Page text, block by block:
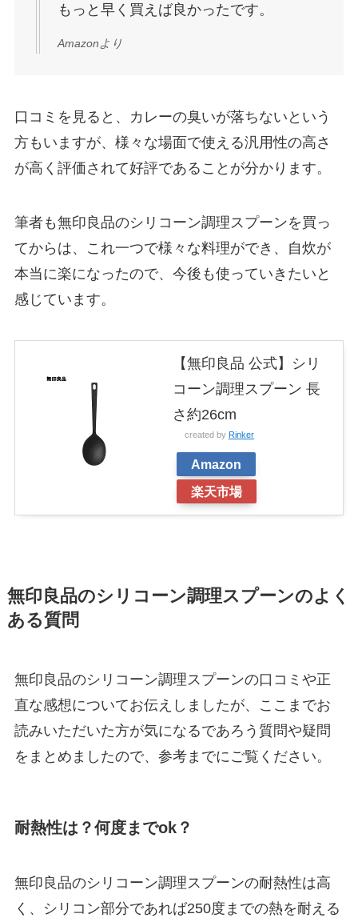
もっと早く買えば良かったです。
Amazonより
口コミを見ると、カレーの臭いが落ちないという
方もいますが、様々な場面で使える汎用性の高さ
が高く評価されて好評であることが分かります。
筆者も無印良品のシリコーン調理スプーンを買っ
てからは、これ一つで様々な料理ができ、自炊が
本当に楽になったので、今後も使っていきたいと
感じています。
【無印良品 公式】シリ
コーン調理スプーン 長
さ約26cm
created by Rinker
Amazon
楽天市場
無印良品のシリコーン調理スプーンのよく
ある質問
無印良品のシリコーン調理スプーンの口コミや正
直な感想についてお伝えしましたが、ここまでお
読みいただいた方が気になるであろう質問や疑問
をまとめましたので、参考までにご覧ください。
耐熱性は？何度までok？
無印良品のシリコーン調理スプーンの耐熱性は高
く、シリコン部分であれば250度までの熱を耐える